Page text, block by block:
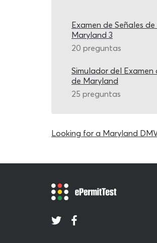
Examen de Señales
Maryland 3
20 preguntas
Simulador del Examen
de Maryland
25 preguntas
Looking for a Maryland